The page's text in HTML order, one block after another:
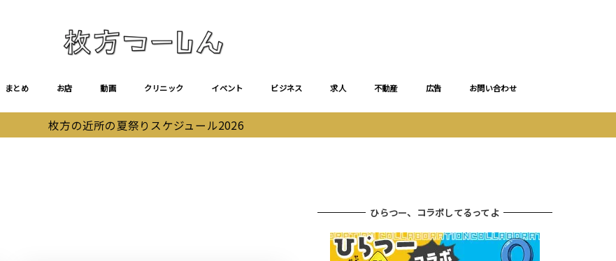
まとめ お店 動画 クリニック イベント ビジネス 求人 不動産 広告 お問い合わせ
枚方の近所の夏祭りスケジュール2026
ひらつー、コラボしてるってよ